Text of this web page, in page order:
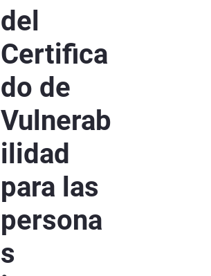
del
Certifica
do de
Vulnerab
ilidad
para las
persona
s